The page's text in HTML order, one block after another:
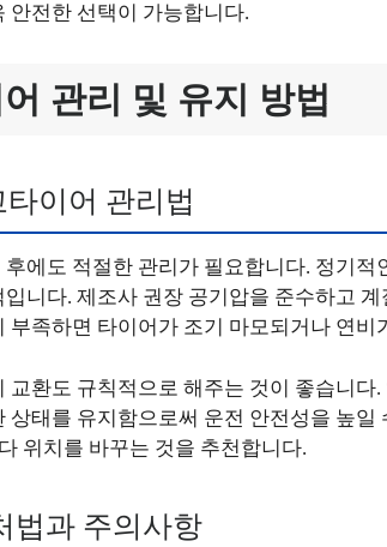
안전한 선택이 가능합니다.
관리 및 유지 방법
이어 관리법
에도 적절한 관리가 필요합니다. 정기적
니다. 제조사 권장 공기압을 준수하고
부족하면 타이어가 조기 마모되거나 연비
교환도 규칙적으로 해주는 것이 좋습니다
상태를 유지함으로써 운전 안전성을 높일
위치를 바꾸는 것을 추천합니다.
법과 주의사항